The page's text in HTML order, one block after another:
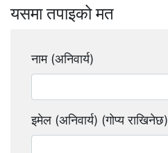
यसमा तपाइको मत
नाम (अनिवार्य)
इमेल (अनिवार्य) (गोप्य राखिनेछ)